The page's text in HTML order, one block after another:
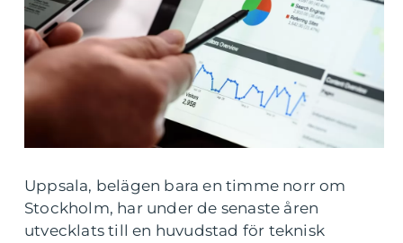
Uppsala, belägen bara en timme norr om
Stockholm, har under de senaste åren
utvecklats till en huvudstad för teknisk